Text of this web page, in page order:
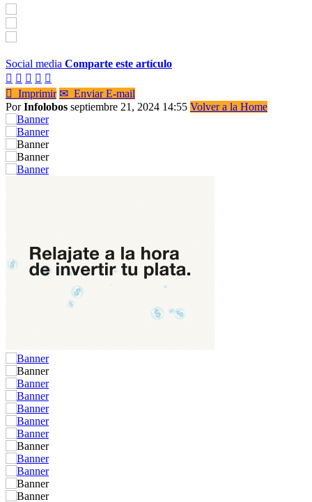
Social media Comparte este artículo
    
 Imprimir ✉ Enviar E-mail
PorInfolobos septiembre 21, 2024 14:55 Volver a la Home